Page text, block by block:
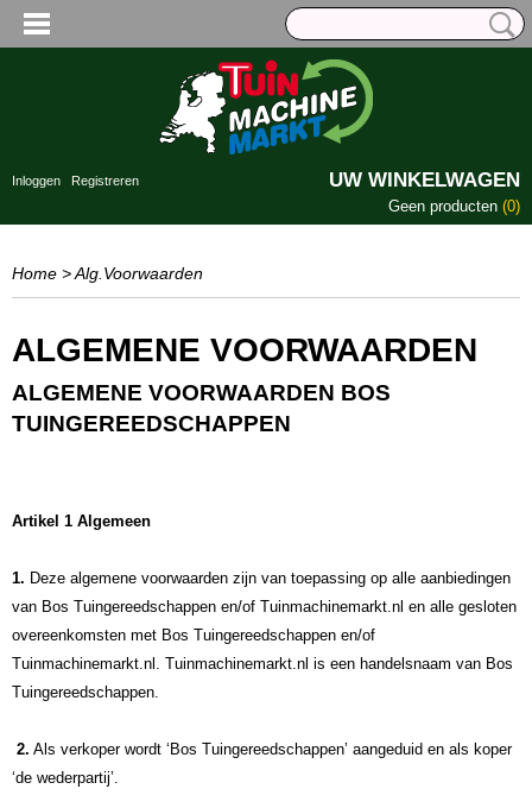
Inloggen Registreren UW WINKELWAGEN
Geen producten (0)
Home > Alg.Voorwaarden
ALGEMENE VOORWAARDEN
ALGEMENE VOORWAARDEN BOS
TUINGEREEDSCHAPPEN
Artikel 1 Algemeen
1. Deze algemene voorwaarden zijn van toepassing op alle aanbiedingen
van Bos Tuingereedschappen en/of Tuinmachinemarkt.nl en alle gesloten
overeenkomsten met Bos Tuingereedschappen en/of
Tuinmachinemarkt.nl. Tuinmachinemarkt.nl is een handelsnaam van Bos
Tuingereedschappen.
2. Als verkoper wordt ‘Bos Tuingereedschappen’ aangeduid en als koper
‘de wederpartij’.